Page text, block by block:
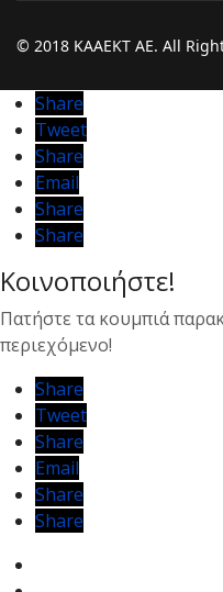
© 2018 KAAEKT AE. All
Share
Tweet
Share
Email
Share
Share
Text
Κοινοποιήστε!
Text
Πατήστε τα κουμπιά
περιεχόμενο!
Share
Tweet
Share
Email
Share
Share